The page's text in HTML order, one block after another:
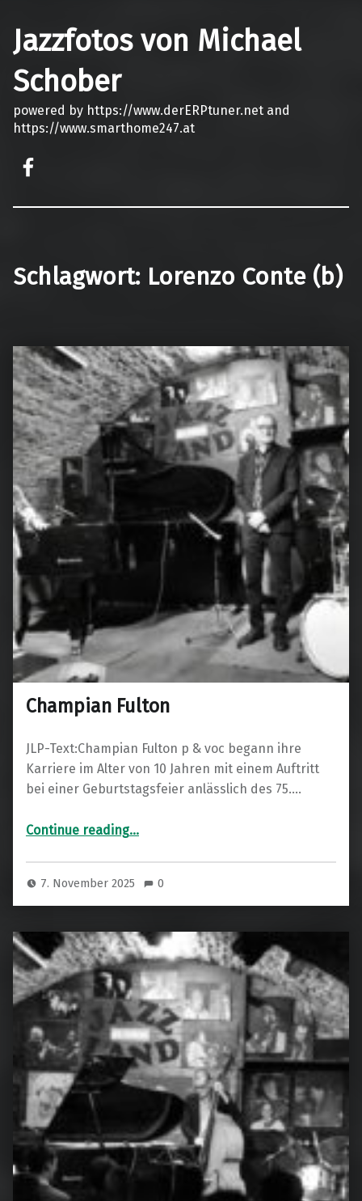
Jazzfotos von Michael
Schober
powered by https://www.derERPtuner.net and
https://www.smarthome247.at
Schlagwort: Lorenzo Conte (b)
Champian Fulton
JLP-Text:Champian Fulton p & voc begann ihre
Karriere im Alter von 10 Jahren mit einem Auftritt
bei einer Geburtstagsfeier anlässlich des 75.…
Continue reading…
7. November 2025 0